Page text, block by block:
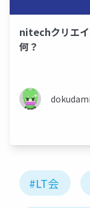
nitechクリエ
何？
dokudami
#LT会